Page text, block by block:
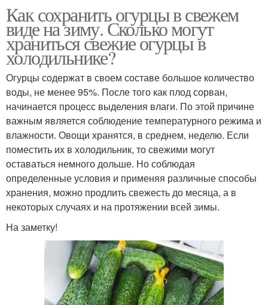
Как сохранить огурцы в свежем
виде на зиму. Сколько могут
храниться свежие огурцы в
холодильнике?
Огурцы содержат в своем составе большое количество
воды, не менее 95%. После того как плод сорван,
начинается процесс выделения влаги. По этой причине
важным является соблюдение температурного режима и
влажности. Овощи хранятся, в среднем, неделю. Если
поместить их в холодильник, то свежими могут
оставаться немного дольше. Но соблюдая
определенные условия и применяя различные способы
хранения, можно продлить свежесть до месяца, а в
некоторых случаях и на протяжении всей зимы.
На заметку!